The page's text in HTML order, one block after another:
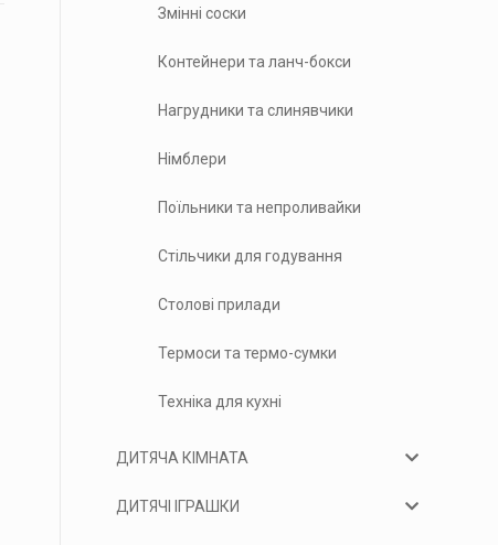
Змінні соски
Контейнери та ланч-бокси
Нагрудники та слинявчики
Німблери
Поїльники та непроливайки
Стільчики для годування
Столові прилади
Термоси та термо-сумки
Техніка для кухні
ДИТЯЧА КІМНАТА
ДИТЯЧІ ІГРАШКИ